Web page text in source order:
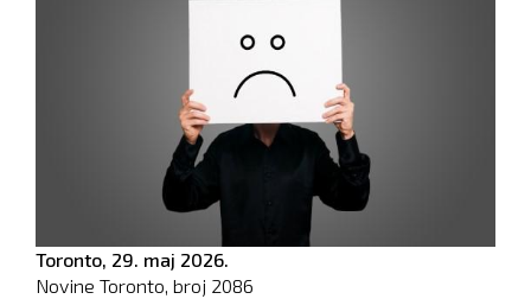
Toronto, 29. maj 2026.
Novine Toronto, broj 2086